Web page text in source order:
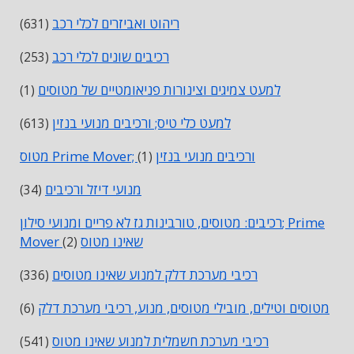
ריהוט ואביזרים לכלי רכב (631)
רכיבים שונים לכלי רכב (253)
למעט צמיגים וצינורות פניאומטיים של מטוסים (1)
למעט כלי טיס; ורכיבים מנועי בנזין (613)
מטוס Prime Mover; ורכיבים מנועי בנזין (1)
מנועי דיזל ורכיבים (34)
רכיבים: מטוסים, טורבינות גז לא פריים ומנועי סילון; Prime
Mover שאינו מטוס (2)
רכיבי מערכת דלק למנוע שאינו מטוסים (336)
מטוסים וטילים, מובילי מטוסים, מנוע, רכיבי מערכת דלק (6)
רכיבי מערכת חשמלית למנוע שאינו מטוס (541)